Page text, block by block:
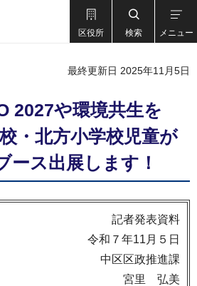
区役所 検索 メニュー
最終更新日 2025年11月5日
2027や環境共生を
・北方小学校児童が
ース出展します！
記者発表資料
令和７年11月５日
中区区政推進課
宮里 弘美